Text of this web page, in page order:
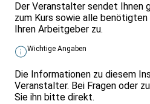
Der Veranstalter sendet Ihnen
zum Kurs sowie alle
Ihren Arbeitgeber zu.
Wichtige Angaben
Die Informationen zu diesem
Veranstalter. Bei Fragen oder
Sie ihn bitte direkt.